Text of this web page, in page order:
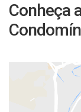
Conheça